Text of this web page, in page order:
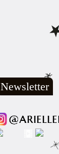
Newsletter